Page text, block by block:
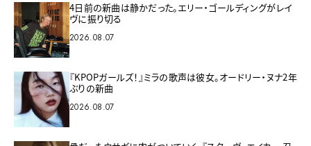
4日前の新曲は静かだった。エリー・ゴールディングがレイ
ヴに振り切る
2026.08.07
『KPOPガールズ！』ミラの歌声は彼女。オードリー・ヌナ2年
ぶりの新曲
2026.08.07